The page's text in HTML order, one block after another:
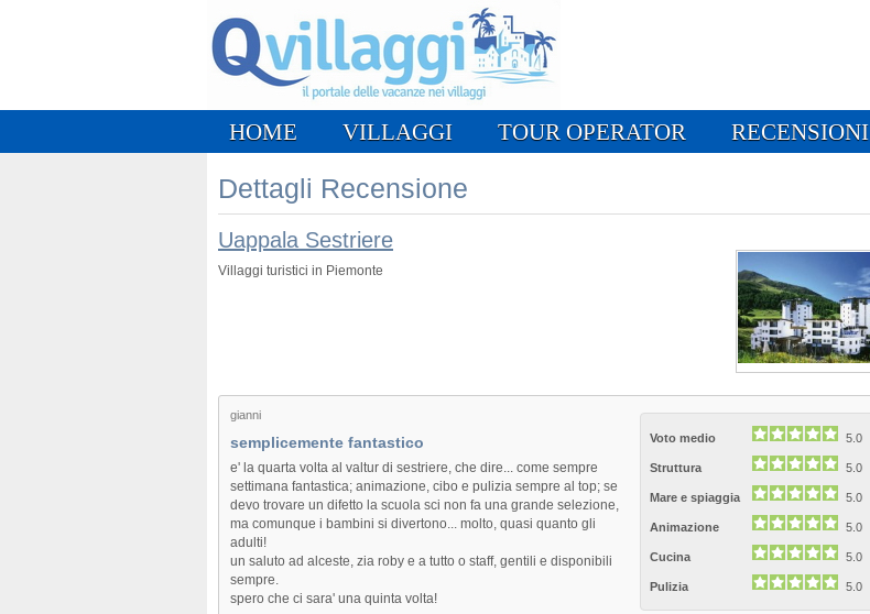
HOME VILLAGGI TOUR OPERATOR RECENSIONI
Dettagli Recensione
Uappala Sestriere
Villaggi turistici in Piemonte
gianni
Voto medio
5.0
Struttura 5.0
Mare e spiaggia 5.0
Animazione 5.0
Cucina 5.0
Pulizia 5.0
semplicemente fantastico
e' la quarta volta al valtur di sestriere, che dire... come sempre
settimana fantastica; animazione, cibo e pulizia sempre al top; se
devo trovare un difetto la scuola sci non fa una grande selezione,
ma comunque i bambini si divertono... molto, quasi quanto gli
adulti!
un saluto ad alceste, zia roby e a tutto o staff, gentili e disponibili
sempre.
spero che ci sara' una quinta volta!